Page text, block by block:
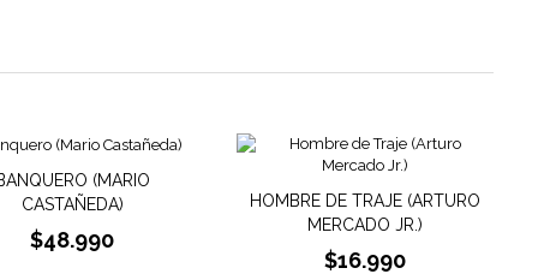
(MARIO
CASTAÑEDA)
$48.990
HOMBRE DE TRAJE (ARTURO
MERCADO JR.)
$16.990